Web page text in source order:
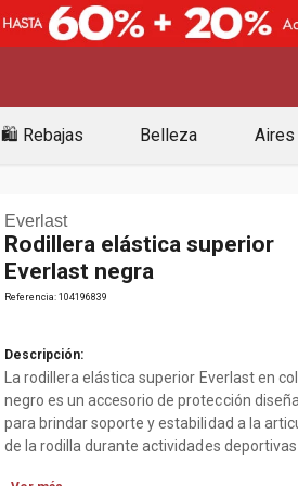
🛍️ Rebajas Belleza Aires
Everlast
Rodillera elástica superior
Everlast negra
Referencia: 104196839
Descripción:
La rodillera elástica superior Everlast en
negro es un accesorio de protección
para brindar soporte y estabilidad a la
de la rodilla durante actividades deportivas